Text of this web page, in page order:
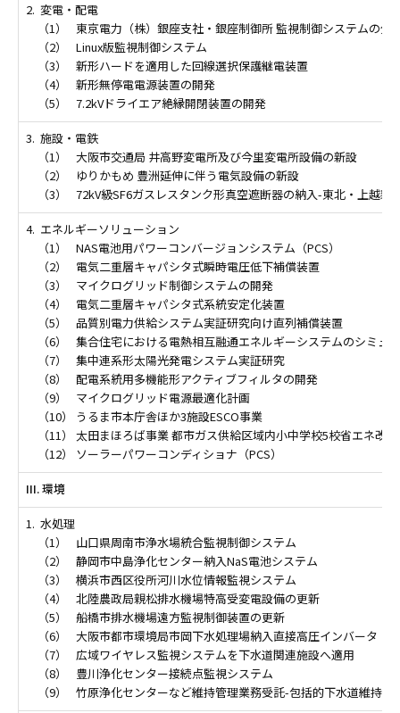
2. 変電・配電
（1）
東京電力（株）銀座支社・銀座制御所 監視制御システムの分
（2）
Linux版監視制御システム
（3）
新形ハードを適用した回線選択保護継電装置
（4）
新形無停電電源装置の開発
（5）
7.2kVドライエア絶縁開閉装置の開発
3. 施設・電鉄
（1）
大阪市交通局 井高野変電所及び今里変電所設備の新設
（2）
ゆりかもめ 豊洲延伸に伴う電気設備の新設
（3）
72kV級SF6ガスレスタンク形真空遮断器の納入-東北・上越新
4. エネルギーソリューション
（1）
NAS電池用パワーコンバージョンシステム（PCS）
（2）
電気二重層キャパシタ式瞬時電圧低下補償装置
（3）
マイクログリッド制御システムの開発
（4）
電気二重層キャパシタ式系統安定化装置
（5）
品質別電力供給システム実証研究向け直列補償装置
（6）
集合住宅における電熱相互融通エネルギーシステムのシミュ
（7）
集中連系形太陽光発電システム実証研究
（8）
配電系統用多機能形アクティブフィルタの開発
（9）
マイクログリッド電源最適化計画
（10）
うるま市本庁舎ほか3施設ESCO事業
（11）
太田まほろば事業 都市ガス供給区域内小中学校5校省エネ改
（12）
ソーラーパワーコンディショナ（PCS）
III. 環境
1. 水処理
（1）
山口県周南市浄水場統合監視制御システム
（2）
静岡市中島浄化センター納入NaS電池システム
（3）
横浜市西区役所河川水位情報監視システム
（4）
北陸農政局親松排水機場特高受変電設備の更新
（5）
船橋市排水機場遠方監視制御装置の更新
（6）
大阪市都市環境局市岡下水処理場納入直接高圧インバータ
（7）
広域ワイヤレス監視システムを下水道関連施設へ適用
（8）
豊川浄化センター接続点監視システム
（9）
竹原浄化センターなど維持管理業務受託-包括的下水道維持管